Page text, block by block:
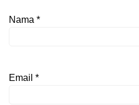
Nama *
Email *